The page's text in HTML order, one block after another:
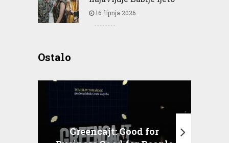
16. lipnja 2026.
Ostalo
Greencajt: Good for